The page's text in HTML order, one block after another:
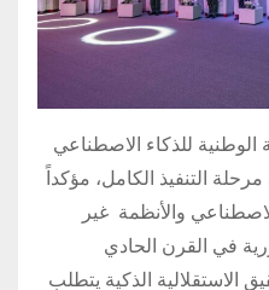
الوطنية للذكاء الاصطناعي
التنفيذ الكامل، مؤكداً
والأنظمة غير
في القرن الحادي
الاستقلالية الذكية يتطلب